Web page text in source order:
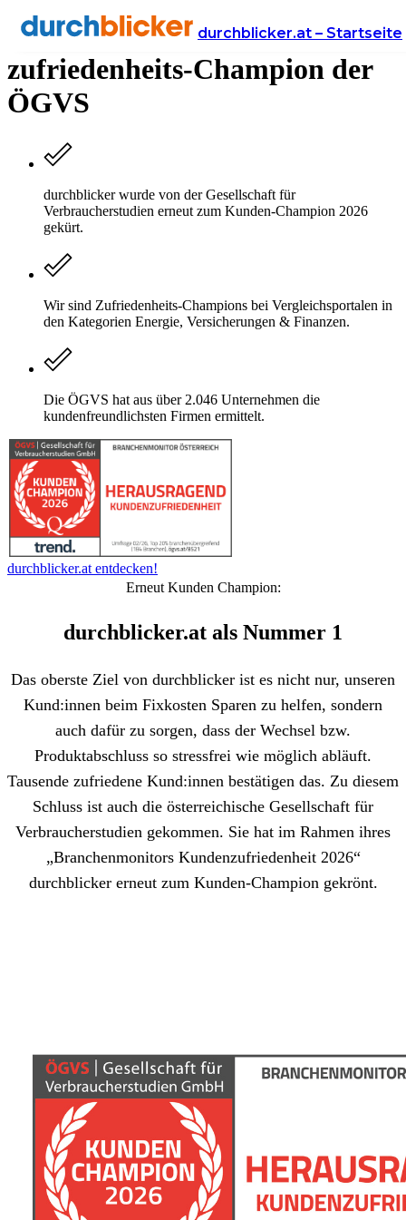
durchblicker.at – Startseite
durchblicker ist Kunden­
zufriedenheits-Champion der
ÖGVS
durchblicker wurde von der Gesellschaft für
Verbraucherstudien erneut zum Kunden-Champion 2026
gekürt.
Wir sind Zufriedenheits-Champions bei Vergleichsportalen in
den Kategorien Energie, Versicherungen & Finanzen.
Die ÖGVS hat aus über 2.046 Unternehmen die
kundenfreundlichsten Firmen ermittelt.
durchblicker.at entdecken!
Erneut Kunden Champion:
durchblicker.at als Nummer 1
Das oberste Ziel von durchblicker ist es nicht nur, unseren
Kund:innen beim Fixkosten Sparen zu helfen, sondern
auch dafür zu sorgen, dass der Wechsel bzw.
Produktabschluss so stressfrei wie möglich abläuft.
Tausende zufriedene Kund:innen bestätigen das. Zu diesem
Schluss ist auch die österreichische Gesellschaft für
Verbraucherstudien gekommen. Sie hat im Rahmen ihres
„Branchenmonitors Kundenzufriedenheit 2026“
durchblicker erneut zum Kunden-Champion gekrönt.